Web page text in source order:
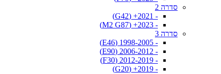
סדרה 2
- 2021+ (G42)
- 2023+ (M2 G87)
סדרה 3
- 1998-2005 (E46)
- 2006-2012 (E90)
- 2012-2019 (F30)
- 2019+ (G20)